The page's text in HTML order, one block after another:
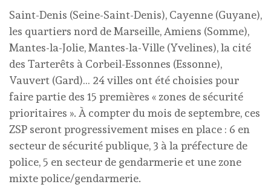
Saint-Denis (Seine-Saint-Denis), Cayenne (Guyane),
les quartiers nord de Marseille, Amiens (Somme),
Mantes-la-Jolie, Mantes-la-Ville (Yvelines), la cité
des Tarterêts à Corbeil-Essonnes (Essonne),
Vauvert (Gard)… 24 villes ont été choisies pour
faire partie des 15 premières « zones de sécurité
prioritaires ». À compter du mois de septembre, ces
ZSP seront progressivement mises en place : 6 en
secteur de sécurité publique, 3 à la préfecture de
police, 5 en secteur de gendarmerie et une zone
mixte police/gendarmerie.